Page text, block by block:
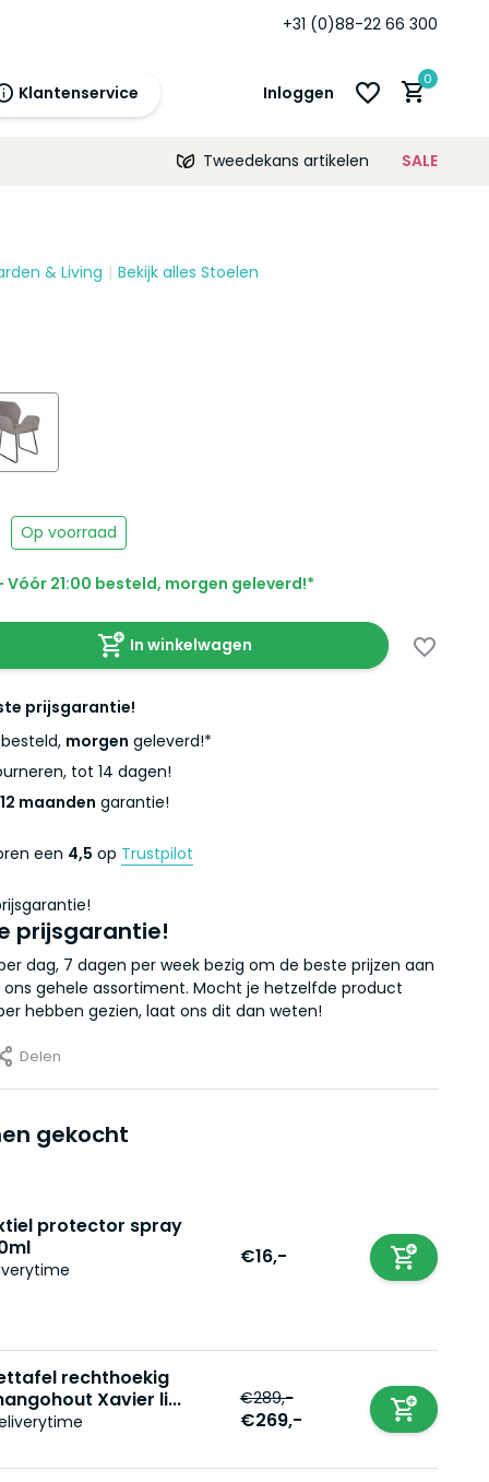
+31 (0)88-22 66 300
Klantenservice Inloggen
morgen
0
Tweedekans artikelen SALE
& Living Bekijk alles Stoelen
Op voorraad
21:00 besteld, morgen geleverd!*
In winkelwagen
prijsgarantie!
morgen geleverd!*
tot 14 dagen!
12 maanden garantie!
een 4,5 op Trustpilot
prijsgarantie!
dag, 7 dagen per week bezig om de beste prijzen aan
gehele assortiment. Mocht je hetzelfde product
hebben gezien, laat ons dit dan weten!
Delen
gekocht
protector spray
€16,-
rechthoekig
Xavier li...
€289,-
€269,-